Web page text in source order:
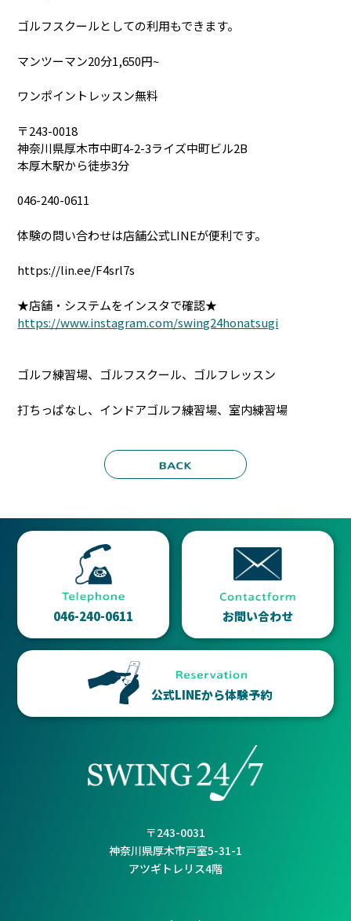
ゴルフスクールとしての利用もできます。
マンツーマン20分1,650円~
ワンポイントレッスン無料
〒243-0018
神奈川県厚木市中町4-2-3ライズ中町ビル2B
本厚木駅から徒歩3分
046-240-0611
体験の問い合わせは店舗公式LINEが便利です。
https://lin.ee/F4srl7s
★店舗・システムをインスタで確認★
https://www.instagram.com/swing24honatsugi
ゴルフ練習場、ゴルフスクール、ゴルフレッスン
打ちっぱなし、インドアゴルフ練習場、室内練習場
046-240-0611 お問い合わせ
公式LINEから体験予約
〒243-0031
神奈川県厚木市戸室5-31-1
アツギトレリス4階